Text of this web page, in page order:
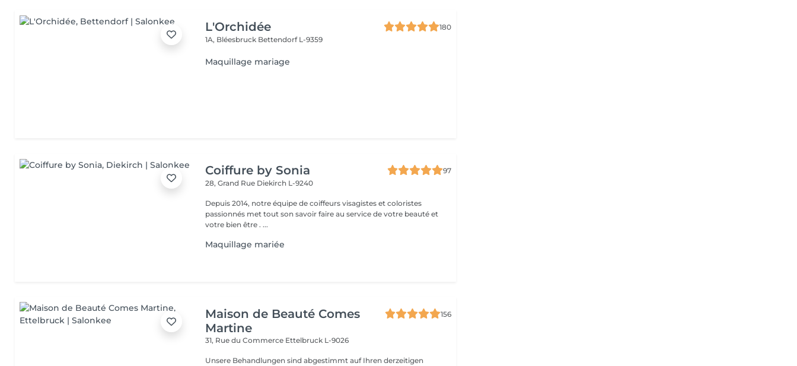
L'Orchidée
180
1A, Bléesbruck Bettendorf L-9359
Maquillage mariage
Coiffure by Sonia
97
28, Grand Rue Diekirch L-9240
Depuis 2014, notre équipe de coiffeurs visagistes et coloristes
passionnés met tout son savoir faire au service de votre beauté et
votre bien être . ...
Maquillage mariée
Maison de Beauté Comes
Martine
156
31, Rue du Commerce Ettelbruck L-9026
Unsere Behandlungen sind abgestimmt auf Ihren derzeitigen